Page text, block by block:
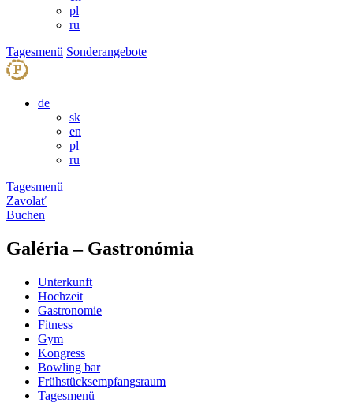
pl
ru
Tagesmenü Sonderangebote
de
sk
en
pl
ru
Tagesmenü
Zavolať
Buchen
Galéria – Gastronómia
Unterkunft
Hochzeit
Gastronomie
Fitness
Gym
Kongress
Bowling bar
Frühstücksempfangsraum
Tagesmenü